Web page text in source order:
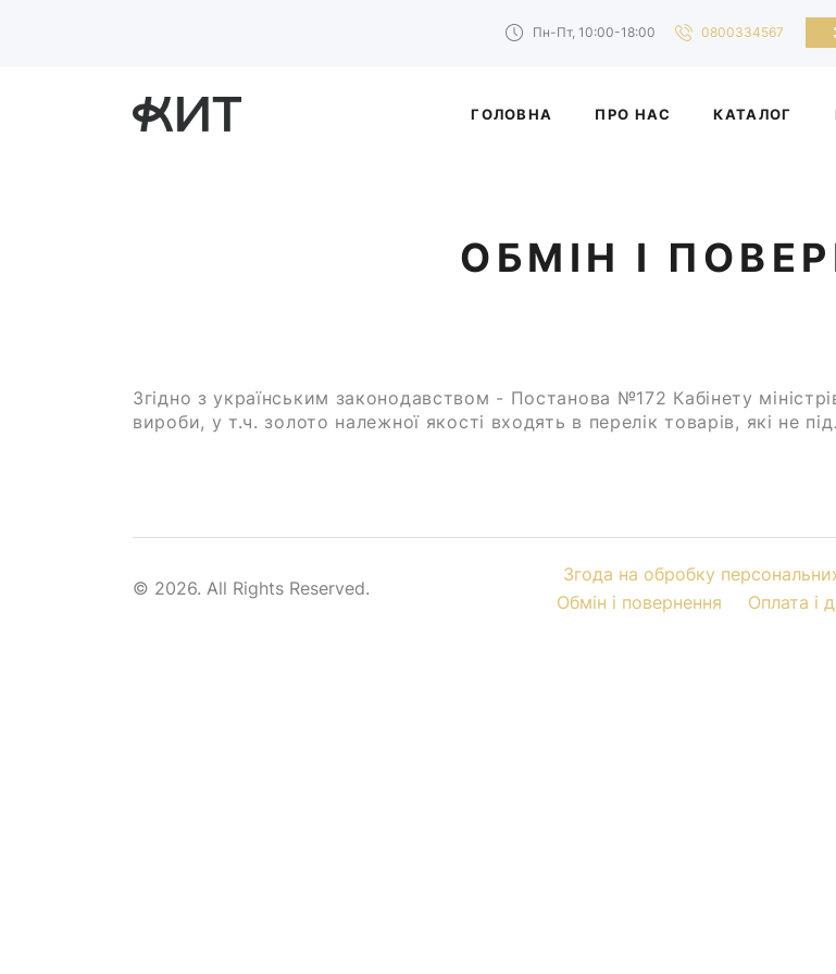
Пн-Пт, 10:00-18:00 0800334567
ГОЛОВНА ПРО НАС КАТАЛОГ
ОБМІН І
Згідно з українським законодавством - Постанова №172 Кабінету
вироби, у т.ч. золото належної якості входять в перелік товарів, які не
© 2026. All Rights Reserved.
Згода на обробку
Обмін і повернення
Оплата і